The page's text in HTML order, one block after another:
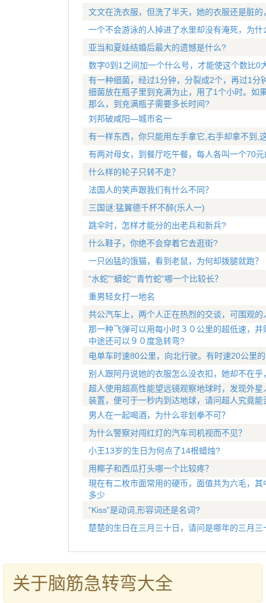
文文在洗衣服，但洗了半天，她的衣服还是脏的
一个不会游泳的人掉进了水里却没有淹死，为什
亚当和夏娃结婚后最大的遗憾是什么?
数字0到1之间加一个什么号，才能使这个数比0
有一种细菌，经过1分钟，分裂成2个，再过1分
细菌放在瓶子里到充满为止，用了1个小时。如
那么，到充满瓶子需要多长时间?
刘邦破咸阳—城市名一
有一样东西，你只能用左手拿它,右手却拿不到,
有两对母女，到餐厅吃午餐，每人各叫一个70
什么样的轮子只转不走？
法国人的笑声跟我们有什么不同？
三国谜:猛翼德千杯不醉(乐人一)
跳伞时，怎样才能分的出老兵和新兵?
什么鞋子，你绝不会穿着它去逛街?
一只凶猛的饿猫，看到老鼠，为何却拨腿就跑？
“水蛇”“蟒蛇”“青竹蛇”哪一个比较长？
重男轻女打一地名
共公汽车上，两个人正在热烈的交谈，可围观
那一种飞弹可以用每小时３０公里的超低速，
中途还可以９０度急转弯?
电单车时速80公里，向北行驶。有时速20公里
别人跟阿丹说她的衣服怎么没衣扣，她却不在乎
超人使用超高性能望远镜观察地球时，发现外
装置，便可于一秒内到达地球，请问超人究竟能
男人在一起喝酒，为什么非划拳不可？
为什么警察对闯红灯的汽车司机视而不见？
小王13岁的生日为何点了14根蜡烛?
用椰子和西瓜打头哪一个比较疼？
現在有二枚市面常用的硬币，面值共为六毛，
多少
“Kiss”是动词,形容词还是名词?
楚楚的生日在三月三十日，请问是哪年的三月三
关于脑筋急转弯大全